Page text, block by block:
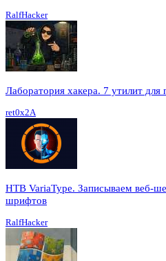
RalfHacker
Лаборатория хакера. 7 утилит для
ret0x2A
HTB VariaType. Записываем веб-
шрифтов
RalfHacker